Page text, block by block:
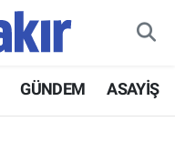
GÜNDEM ASAYİŞ